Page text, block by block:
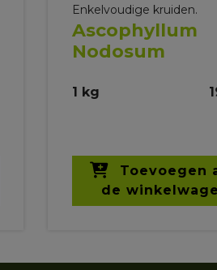
Enkelvoudige kruiden.
Ascophyllum
Nodosum
1 kg
Toevoegen
de